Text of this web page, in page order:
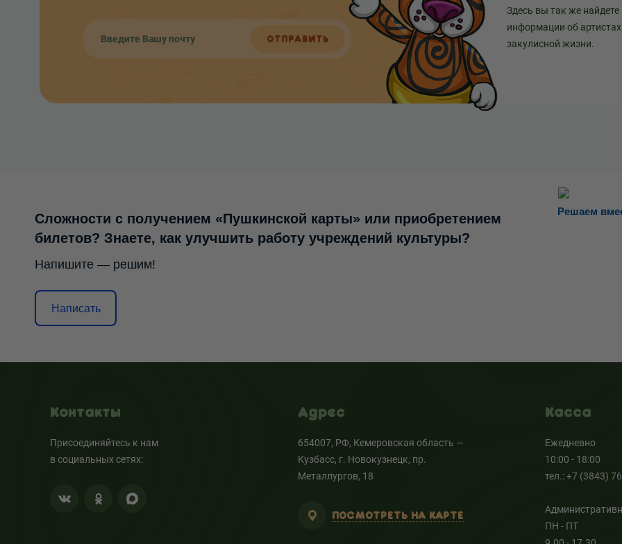
ОТПРАВИТЬ
Здесь вы так же найдете
информации об артистах
закулисной жизни.
Решаем
Сложности с получением «Пушкинской карты» или приобретением
билетов? Знаете, как улучшить работу учреждений культуры?
Напишите — решим!
Написать
Контакты
Присоединяйтесь к нам
в социальных сетях:
Адрес
654007, РФ, Кемеровская область —
Кузбасс, г. Новокузнецк, пр.
Металлургов, 18
ПОСМОТРЕТЬ НА КАРТЕ
Касса
Ежедневно
10:00 - 18:00
тел.: +7 (3843)
ПН - ПТ